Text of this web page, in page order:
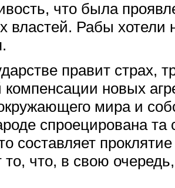
что была
властей. Рабы хотели
правит страх,
новых
мира и
спроецирована та
составляет
что, в свою